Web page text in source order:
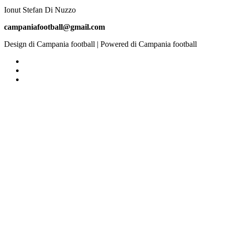
Ionut Stefan Di Nuzzo
campaniafootball@gmail.com
Design di Campania football | Powered di Campania football